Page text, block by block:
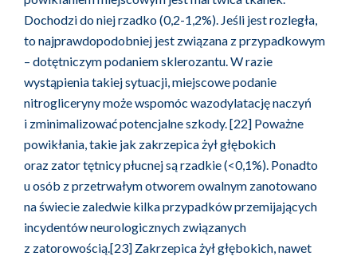
Dochodzi do niej rzadko (0,2-1,2%). Jeśli jest rozległa,
to najprawdopodobniej jest związana z przypadkowym
– dotętniczym podaniem sklerozantu. W razie
wystąpienia takiej sytuacji, miejscowe podanie
nitrogliceryny może wspomóc wazodylatację naczyń
i zminimalizować potencjalne szkody. [22] Poważne
powikłania, takie jak zakrzepica żył głębokich
oraz zator tętnicy płucnej są rzadkie (<0,1%). Ponadto
u osób z przetrwałym otworem owalnym zanotowano
na świecie zaledwie kilka przypadków przemijających
incydentów neurologicznych związanych
z zatorowością.[23] Zakrzepica żył głębokich, nawet